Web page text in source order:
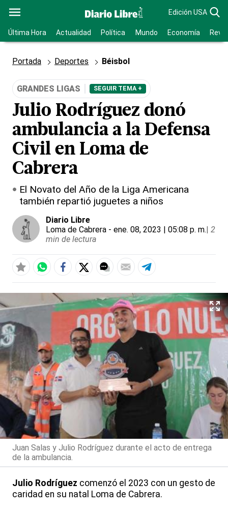
Edición USA
Última Hora Actualidad Política Mundo Economía
Portada Deportes Béisbol
GRANDES LIGAS SEGUIR TEMA +
Julio Rodríguez donó
ambulancia a la Defensa
Civil en Loma de
Cabrera
El Novato del Año de la Liga Americana
también repartió juguetes a niños
Diario Libre
Loma de Cabrera - ene. 08, 2023 | 05:08 p. m.| 2
min de lectura
Juan Salas y Julio Rodríguez durante el acto de entrega
de la ambulancia.
Julio Rodríguez comenzó el 2023 con un gesto de
caridad en su natal Loma de Cabrera.